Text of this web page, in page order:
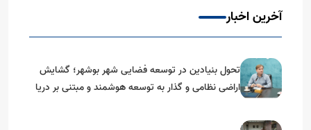
آخرین اخبار
تحول بنیادین در توسعه فضایی شهر بوشهر؛ گشایش
اراضی نظامی و گذار به توسعه هوشمند و مبتنی بر دریا